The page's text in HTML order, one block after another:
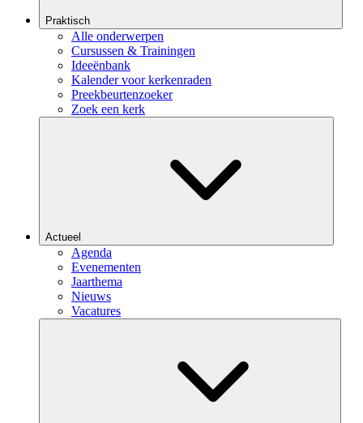
Praktisch
Alle onderwerpen
Cursussen & Trainingen
Ideeënbank
Kalender voor kerkenraden
Preekbeurtenzoeker
Zoek een kerk
Actueel
Agenda
Evenementen
Jaarthema
Nieuws
Vacatures